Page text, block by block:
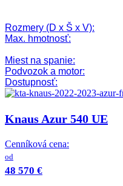
Rozmery (D x Š x V):
Max. hmotnosť:
Miest na spanie:
Podvozok a motor:
Dostupnosť:
Knaus Azur 540 UE
Cenníková cena:
od
48 570 €